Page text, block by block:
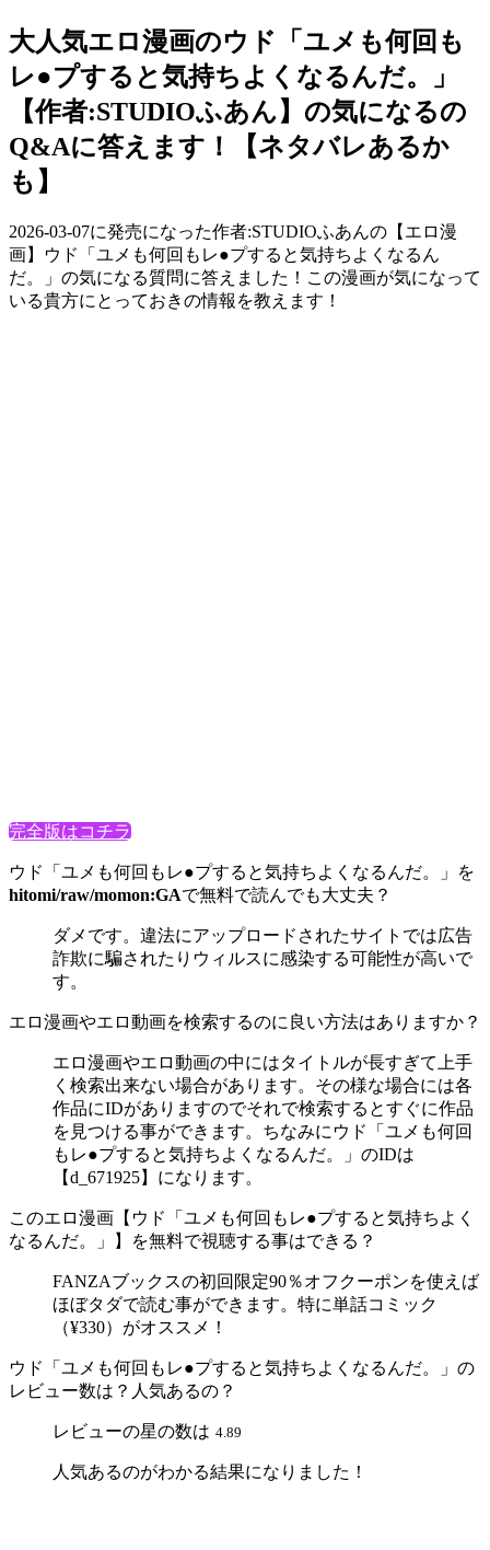
大人気エロ漫画のウド「ユメも何回も
レ●プすると気持ちよくなるんだ。」
【作者:STUDIOふあん】の気になるの
Q&Aに答えます！【ネタバレあるか
も】
2026-03-07に発売になった作者:STUDIOふあんの【エロ漫
画】ウド「ユメも何回もレ●プすると気持ちよくなるん
だ。」の気になる質問に答えました！この漫画が気になって
いる貴方にとっておきの情報を教えます！
完全版はコチラ
ウド「ユメも何回もレ●プすると気持ちよくなるんだ。」を
hitomi/raw/momon:GAで無料で読んでも大丈夫？
ダメです。違法にアップロードされたサイトでは広告
詐欺に騙されたりウィルスに感染する可能性が高いで
す。
エロ漫画やエロ動画を検索するのに良い方法はありますか？
エロ漫画やエロ動画の中にはタイトルが長すぎて上手
く検索出来ない場合があります。その様な場合には各
作品にIDがありますのでそれで検索するとすぐに作品
を見つける事ができます。ちなみにウド「ユメも何回
もレ●プすると気持ちよくなるんだ。」のIDは
【d_671925】になります。
このエロ漫画【ウド「ユメも何回もレ●プすると気持ちよく
なるんだ。」】を無料で視聴する事はできる？
FANZAブックスの初回限定90％オフクーポンを使えば
ほぼタダで読む事ができます。特に単話コミック
（¥330）がオススメ！
ウド「ユメも何回もレ●プすると気持ちよくなるんだ。」の
レビュー数は？人気あるの？
レビューの星の数は 4.89
人気あるのがわかる結果になりました！